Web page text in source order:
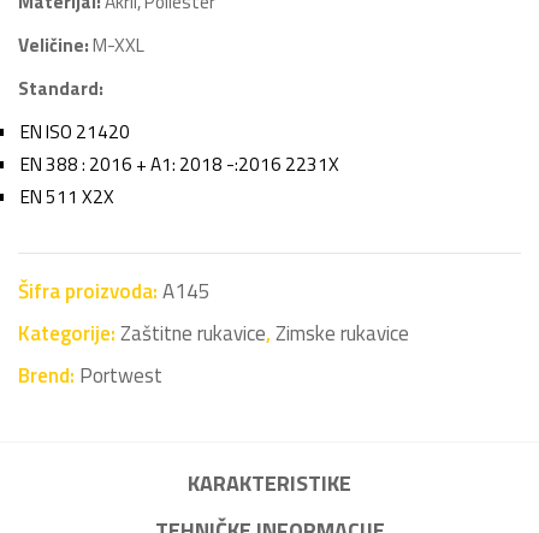
Veličine:M-XXL
Standard:
EN ISO 21420
EN 388 : 2016 + A1: 2018 -:2016 2231X
EN 511 X2X
Šifra proizvoda:A145
Kategorije:Zaštitne rukavice,Zimske rukavice
Brend: Portwest
KARAKTERISTIKE